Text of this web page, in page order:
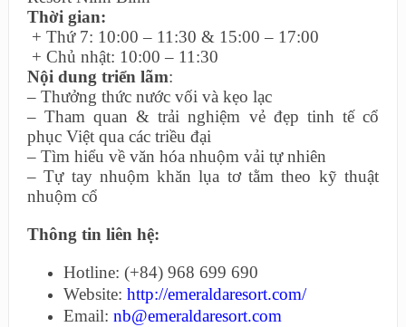
Thời gian:
+ Thứ 7: 10:00 – 11:30 & 15:00 – 17:00
+ Chủ nhật: 10:00 – 11:30
Nội dung triển lãm:
– Thưởng thức nước vối và kẹo lạc
– Tham quan & trải nghiệm vẻ đẹp tinh tế cổ
phục Việt qua các triều đại
– Tìm hiểu về văn hóa nhuộm vải tự nhiên
– Tự tay nhuộm khăn lụa tơ tằm theo kỹ thuật
nhuộm cổ
Thông tin liên hệ:
Hotline: (+84) 968 699 690
Website: http://emeraldaresort.com/
Email: nb@emeraldaresort.com